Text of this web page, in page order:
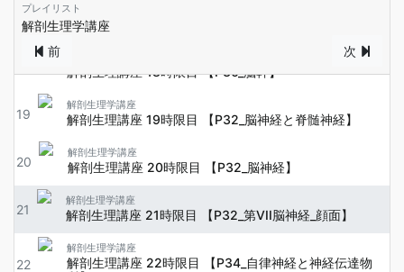
プレイリスト
解剖生理学講座
前
次
17
解剖生理講座 17時限目 【P30_間脳・脳幹の高騰と機
能】
解剖生理講座 18時限目 【P30_脳幹】
19
解剖生理学講座
解剖生理講座 19時限目 【P32_脳神経と脊髄神経】
20
解剖生理学講座
解剖生理講座 20時限目 【P32_脳神経】
21
解剖生理学講座
解剖生理講座 21時限目 【P32_第VII脳神経_顔面】
22
解剖生理学講座
解剖生理講座 22時限目 【P34_自律神経と神経伝達物